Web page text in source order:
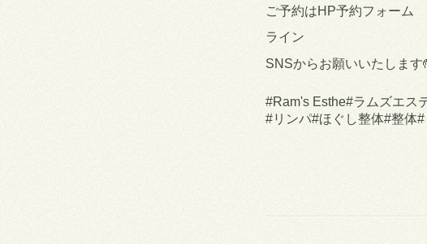
ご予約はHP予約フォーム
ライン
SNSからお願いいたします
#Ram's Esthe#ラムズエス
#リンパ#ほぐし整体#整体